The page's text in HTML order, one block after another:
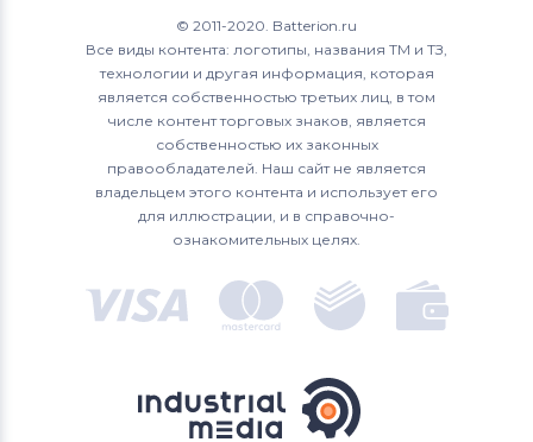
Тачскрины для планшетовAssistant
Тачскрины для планшетовGenesis
Тачскрины для планшетовNanotab
Тачскрины для планшетовSony
Тачскрины для планшетовOnda
Тачскрины для планшетовEplutus
© 2011-2020. Batterion.ru
Все виды контента: логотипы, названия ТМ и ТЗ,
технологии и другая информация, которая
является собственностью третьих лиц, в том
числе контент торговых знаков, является
собственностью их законных
правообладателей. Наш сайт не является
владельцем этого контента и использует его
для иллюстрации, и в справочно-
ознакомительных целях.